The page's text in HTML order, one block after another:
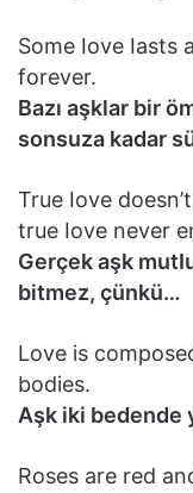
Some Iove Iasts
forever.
Bazı aşklar bir
sonsuza kadar
True Iove
true Iove never
Gerçek aşk
bitmez, çünkü…
Love is
bodies.
Aşk iki bedende
Roses are red